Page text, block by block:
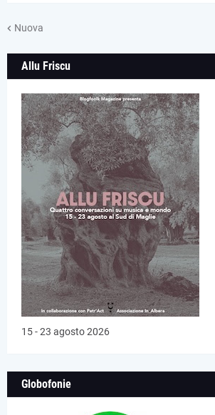
Nuova
Allu Friscu
15 - 23 agosto 2026
Globofonie